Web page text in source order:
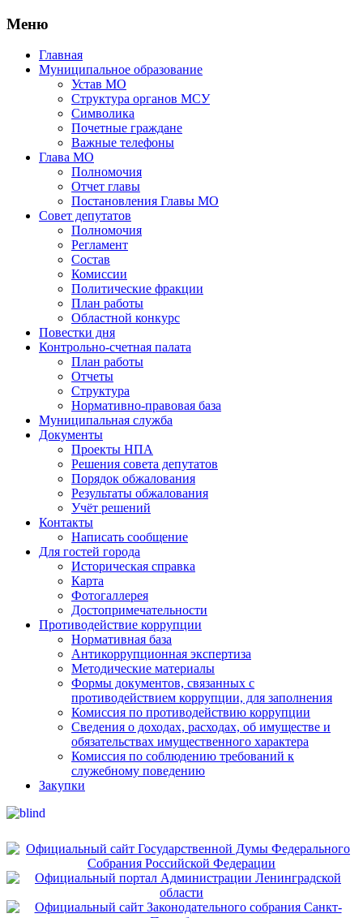
Меню
Главная
Муниципальное образование
Устав МО
Структура органов МСУ
Символика
Почетные граждане
Важные телефоны
Глава МО
Полномочия
Отчет главы
Постановления Главы МО
Совет депутатов
Полномочия
Регламент
Состав
Комиссии
Политические фракции
План работы
Областной конкурс
Повестки дня
Контрольно-счетная палата
План работы
Отчеты
Структура
Нормативно-правовая база
Муниципальная служба
Документы
Проекты НПА
Решения совета депутатов
Порядок обжалования
Результаты обжалования
Учёт решений
Контакты
Написать сообщение
Для гостей города
Историческая справка
Карта
Фотогаллерея
Достопримечательности
Противодействие коррупции
Нормативная база
Антикоррупционная экспертиза
Методические материалы
Формы документов, связанных с
противодействием коррупции, для заполнения
Комиссия по противодействию коррупции
Сведения о доходах, расходах, об имуществе и
обязательствах имущественного характера
Комиссия по соблюдению требований к
служебному поведению
Закупки